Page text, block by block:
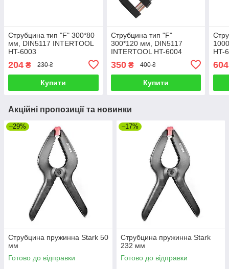
Струбцина тип "F" 300*80
мм, DIN5117 INTERTOOL
HT-6003
204 ₴ 230 ₴
Купити
Струбцина тип "F"
300*120 мм, DIN5117
INTERTOOL HT-6004
350₴ 400 ₴
Купити
HT-
604
Акційні пропозиції та новинки
–29%
Струбцина пружинна Stark 50
мм
Готово до відправки
–17%
Струбцина пружинна Stark
232 мм
Готово до відправки